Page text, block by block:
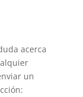
acerca
un